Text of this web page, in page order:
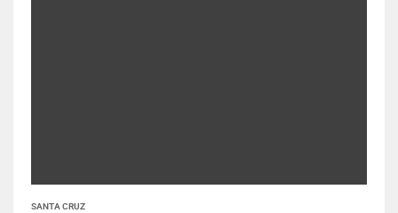
SANTA CRUZ